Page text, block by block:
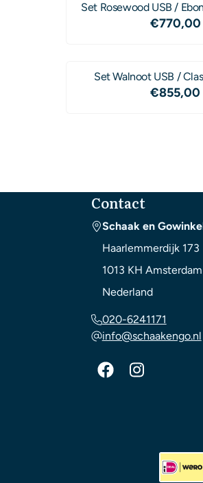
Set Rosewood USB /
Prijs:
€770,00
Set Walnoot USB /
Prijs:
€855,00
Contact
Schaak en
Haarlemmerdijk 173
1013 KH Amsterdam
Nederland
020-6241171
info@schaakengo.nl